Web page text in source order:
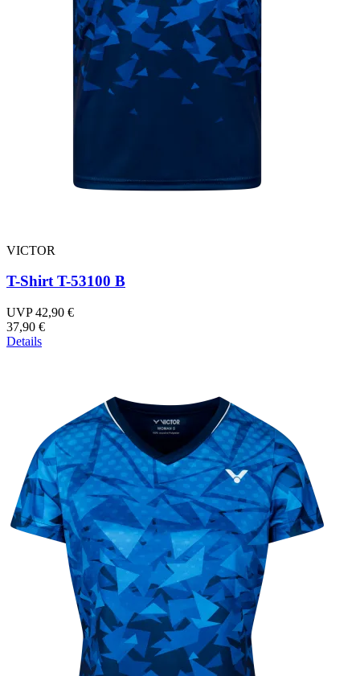
VICTOR
T-Shirt T-53100 B
UVP 42,90 €
37,90 €
Details